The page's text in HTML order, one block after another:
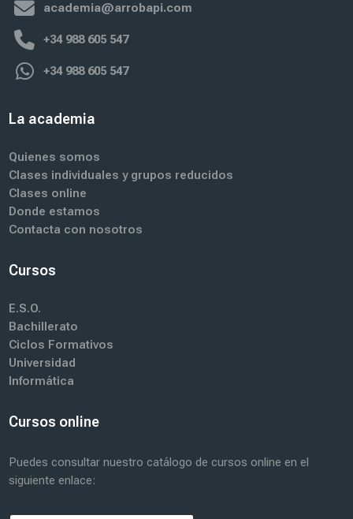
academia@arrobapi.com
+34 988 605 547
+34 988 605 547
La academia
Quienes somos
Clases individuales y grupos reducidos
Clases online
Donde estamos
Contacta con nosotros
Cursos
E.S.O.
Bachillerato
Ciclos Formativos
Universidad
Informática
Cursos online
Puedes consultar nuestro catálogo de cursos online en el
siguiente enlace: